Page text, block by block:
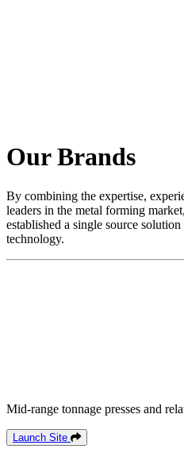
Our Brands
By combining the expertise,
leaders in the metal forming
established a single source
technology.
Mid-range tonnage presses and
Launch Site